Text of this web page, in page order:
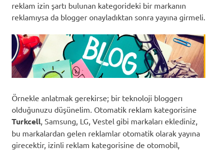
reklam izin şartı bulunan kategorideki bir markanın
reklamıysa da blogger onayladıktan sonra yayına girmeli.
Örnekle anlatmak gerekirse; bir teknoloji bloggerı
olduğunuzu düşünelim. Otomatik reklam kategorisine
Turkcell , Samsung, LG, Vestel gibi markaları eklediniz,
bu markalardan gelen reklamlar otomatik olarak yayına
girecektir, izinli reklam kategorisine de otomobil,